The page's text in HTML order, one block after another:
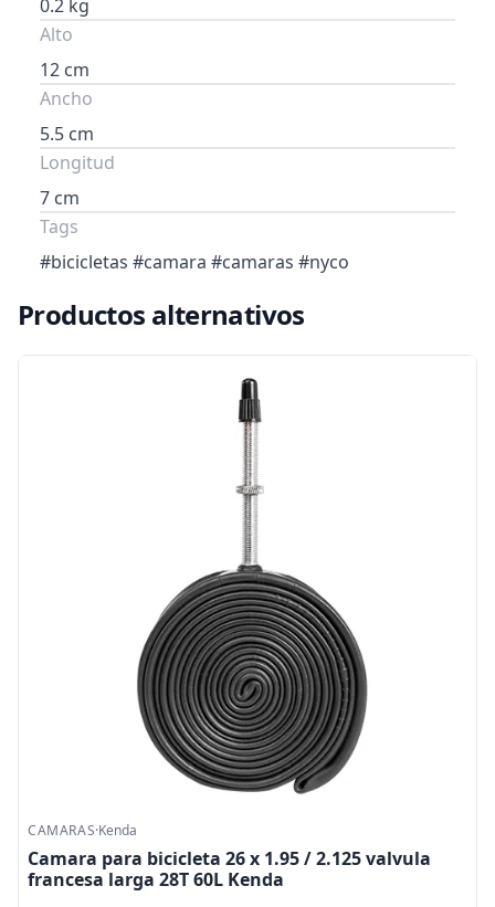
0.2 kg
Alto
12 cm
Ancho
5.5 cm
Longitud
7 cm
Tags
#bicicletas #camara #camaras #nyco
Productos alternativos
CAMARAS·Kenda
Camara para bicicleta 26 x 1.95 / 2.125 valvula
francesa larga 28T 60L Kenda